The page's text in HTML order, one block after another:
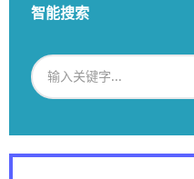
智能搜索